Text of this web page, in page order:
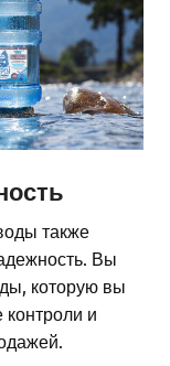
также
Вы
которую вы
контроли и